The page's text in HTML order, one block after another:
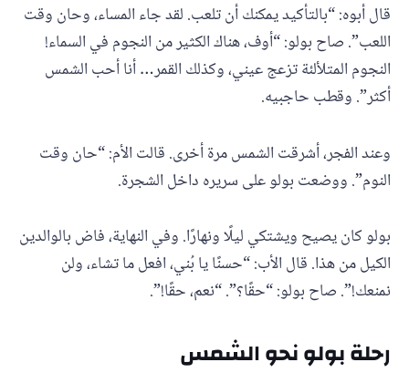
قال أبوه: “بالتأكيد يمكنك أن تلعب. لقد جاء المساء، وحان وقت
اللعب”. صاح بولو: “أوف، هناك الكثير من النجوم في السماء!
النجوم المتلألئة تزعج عيني، وكذلك القمر… أنا أحب الشمس
أكثر”. وقطب حاجبيه.
وعند الفجر، أشرقت الشمس مرة أخرى. قالت الأم: “حان وقت
النوم”. ووضعت بولو على سريره داخل الشجرة.
بولو كان يصيح ويشتكي ليلًا ونهارًا. وفي النهاية، فاض بالوالدين
الكيل من هذا. قال الأب: “حسنًا يا بُني، افعل ما تشاء، ولن
نمنعك!”. صاح بولو: “حقًا؟”. “نعم، حقًا!”.
رحلة بولو نحو الشمس